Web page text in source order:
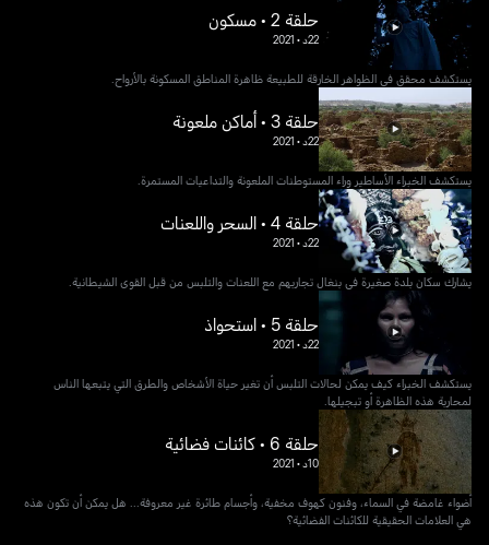
حلقة 2 • مسكون
22د •
2021
يستكشف محقق في الظواهر الخارقة للطبيعة ظاهرة المناطق المسكونة بالأرواح.
حلقة 3 • أماكن ملعونة
22د •
2021
يستكشف الخبراء الأساطير وراء المستوطنات الملعونة والتداعيات المستمرة.
حلقة 4 • السحر واللعنات
22د •
2021
يشارك سكان بلدة صغيرة في بنغال تجاربهم مع اللعنات والتلبس من قبل القوى الشيطانية.
حلقة 5 • استحواذ
22د •
2021
يستكشف الخبراء كيف يمكن لحالات التلبس أن تغير حياة الأشخاص والطرق التي يتبعها الناس
لمحاربة هذه الظاهرة أو تبجيلها.
حلقة 6 • كائنات فضائية
10د •
2021
أضواء غامضة في السماء، وفنون كهوف مخفية، وأجسام طائرة غير معروفة... هل يمكن أن تكون هذه
هي العلامات الحقيقية للكائنات الفضائية؟